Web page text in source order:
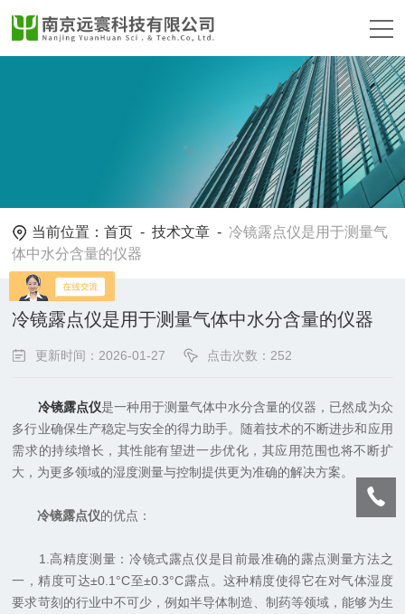
当前位置：首页 -技术文章 - 冷镜露点仪是用于测量气
体中水分含量的仪器
冷镜露点仪是用于测量气体中水分含量的仪器
更新时间：2026-01-27 点击次数：252
冷镜露点仪是一种用于测量气体中水分含量的仪器，已然成为众
多行业确保生产稳定与安全的得力助手。随着技术的不断进步和应用
需求的持续增长，其性能有望进一步优化，其应用范围也将不断扩
大，为更多领域的湿度测量与控制提供更为准确的解决方案。
冷镜露点仪的优点：
1.高精度测量：冷镜式露点仪是目前最准确的露点测量方法之
一，精度可达±0.1°C至±0.3°C露点。这种精度使得它在对气体湿度
要求苛刻的行业中不可少，例如半导体制造、制药等领域，能够为生